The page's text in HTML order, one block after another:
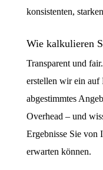
konsistenten,
Wie kalkulieren
Transparent und
erstellen wir ein
abgestimmtes
Overhead – und
Ergebnisse Sie von
erwarten können.